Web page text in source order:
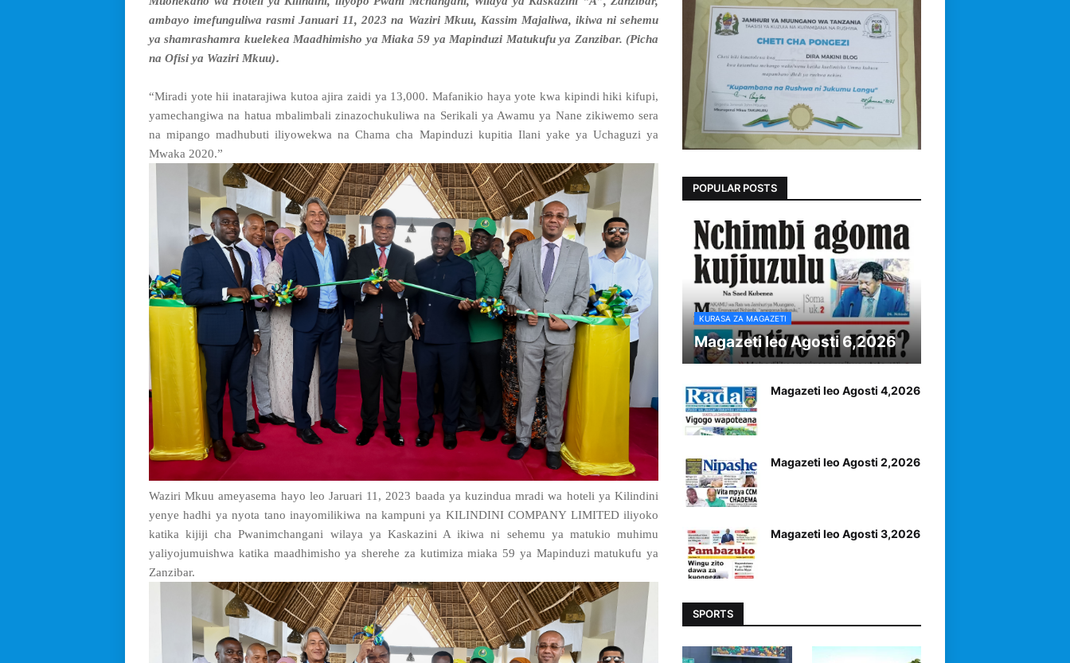
ambayo imefunguliwa rasmi Januari 11, 2023 na Waziri Mkuu, Kassim Majaliwa, ikiwa ni sehemu
ya shamrashamra kuelekea Maadhimisho ya Miaka 59 ya Mapinduzi Matukufu ya Zanzibar. (Picha
na Ofisi ya Waziri Mkuu).
“Miradi yote hii inatarajiwa kutoa ajira zaidi ya 13,000. Mafanikio haya yote kwa kipindi hiki kifupi,
yamechangiwa na hatua mbalimbali zinazochukuliwa na Serikali ya Awamu ya Nane zikiwemo sera
na mipango madhubuti iliyowekwa na Chama cha Mapinduzi kupitia Ilani yake ya Uchaguzi ya
Mwaka 2020.”
Waziri Mkuu ameyasema hayo leo Jaruari 11, 2023 baada ya kuzindua mradi wa hoteli ya Kilindini
yenye hadhi ya nyota tano inayomilikiwa na kampuni ya KILINDINI COMPANY LIMITED iliyoko
katika kijiji cha Pwanimchangani wilaya ya Kaskazini A ikiwa ni sehemu ya matukio muhimu
yaliyojumuishwa katika maadhimisho ya sherehe za kutimiza miaka 59 ya Mapinduzi matukufu ya
Zanzibar.
POPULAR POSTS
KURASA ZA MAGAZETI
Magazeti leo Agosti 6,2026
Magazeti leo Agosti 4,2026
Magazeti leo Agosti 2,2026
Magazeti leo Agosti 3,2026
SPORTS